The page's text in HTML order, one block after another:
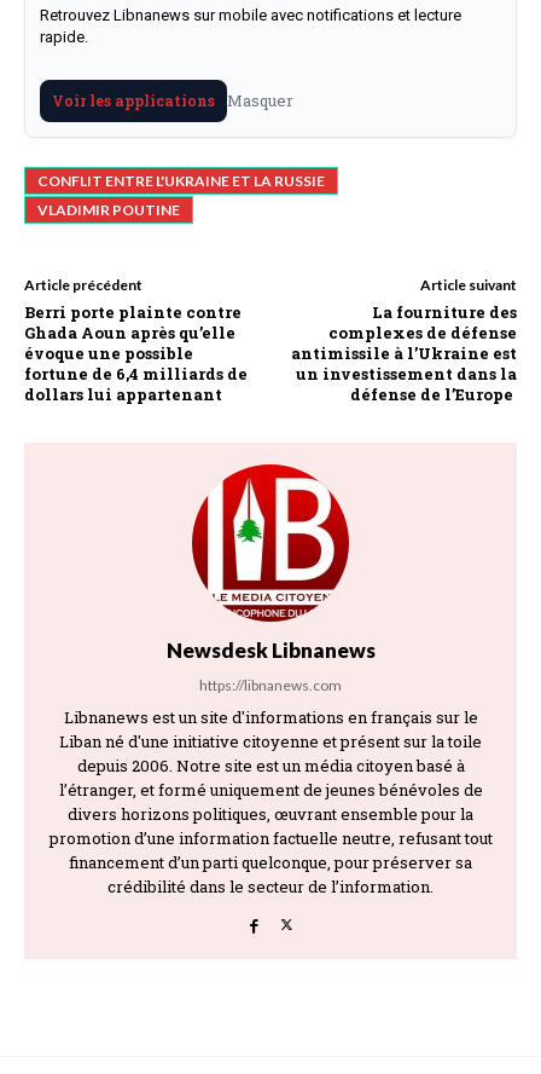
Retrouvez Libnanews sur mobile avec notifications et lecture
rapide.
Voir les applications Masquer
CONFLIT ENTRE L'UKRAINE ET LA RUSSIE
VLADIMIR POUTINE
Article précédent
Berri porte plainte contre
Ghada Aoun après qu’elle
évoque une possible
fortune de 6,4 milliards de
dollars lui appartenant
Article suivant
La fourniture des
complexes de défense
antimissile à l’Ukraine est
un investissement dans la
défense de l’Europe
Newsdesk Libnanews
https://libnanews.com
Libnanews est un site d'informations en français sur le
Liban né d'une initiative citoyenne et présent sur la toile
depuis 2006. Notre site est un média citoyen basé à
l’étranger, et formé uniquement de jeunes bénévoles de
divers horizons politiques, œuvrant ensemble pour la
promotion d’une information factuelle neutre, refusant tout
financement d’un parti quelconque, pour préserver sa
crédibilité dans le secteur de l’information.